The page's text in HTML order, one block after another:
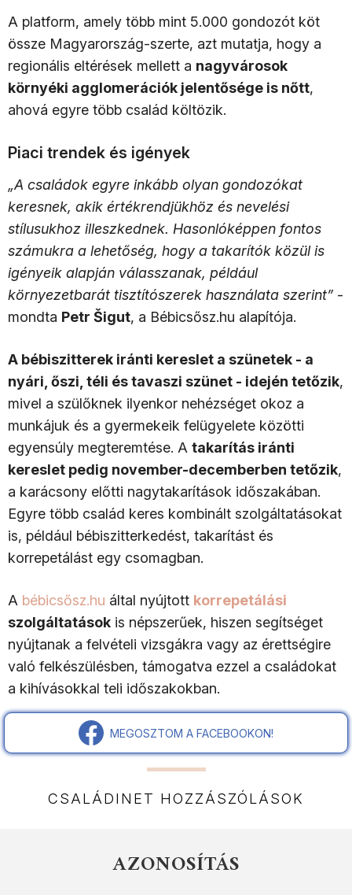
A platform, amely több mint 5.000 gondozót köt
össze Magyarország-szerte, azt mutatja, hogy a
regionális eltérések mellett a nagyvárosok
környéki agglomerációk jelentősége is nőtt,
ahová egyre több család költözik.
Piaci trendek és igények
„A családok egyre inkább olyan gondozókat
keresnek, akik értékrendjükhöz és nevelési
stílusukhoz illeszkednek. Hasonlóképpen fontos
számukra a lehetőség, hogy a takarítók közül is
igényeik alapján válasszanak, például
környezetbarát tisztítószerek használata szerint” -
mondta Petr Šigut, a Bébicsősz.hu alapítója.
A bébiszitterek iránti kereslet a szünetek - a
nyári, őszi, téli és tavaszi szünet - idején tetőzik,
mivel a szülőknek ilyenkor nehézséget okoz a
munkájuk és a gyermekeik felügyelete közötti
egyensúly megteremtése. A takarítás iránti
kereslet pedig november-decemberben tetőzik,
a karácsony előtti nagytakarítások időszakában.
Egyre több család keres kombinált szolgáltatásokat
is, például bébiszitterkedést, takarítást és
korrepetálást egy csomagban.
A bébicsősz.hu által nyújtott korrepetálási
szolgáltatások is népszerűek, hiszen segítséget
nyújtanak a felvételi vizsgákra vagy az érettségire
való felkészülésben, támogatva ezzel a családokat
a kihívásokkal teli időszakokban.
MEGOSZTOM A FACEBOOKON!
CSALÁDINET HOZZÁSZÓLÁSOK
AZONOSÍTÁS